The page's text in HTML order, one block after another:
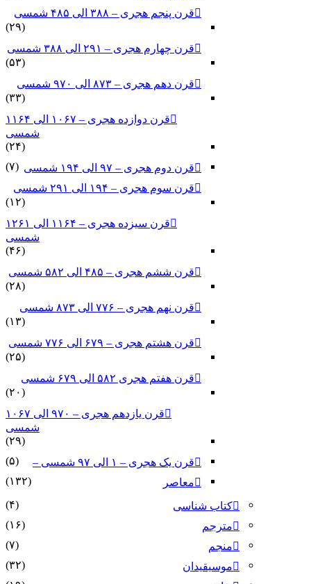
قرن پنجم هجری – ۳۸۸ الی ۴۸۵ شمسی
(۲۹)
قرن چهارم هجری – ۲۹۱ الی ۳۸۸ شمسی
(۵۳)
قرن دهم هجری – ۸۷۳ الی ۹۷۰ شمسی
(۳۳)
قرن دوازده هجری – ۱۰۶۷ الی ۱۱۶۴
شمسی
(۲۴)
قرن دوم هجری – ۹۷ الی ۱۹۴ شمسی
(۷)
قرن سوم هجری – ۱۹۴ الی ۲۹۱ شمسی
(۱۲)
قرن سیزده هجری – ۱۱۶۴ الی ۱۲۶۱
شمسی
(۴۶)
قرن ششم هجری – ۴۸۵ الی ۵۸۲ شمسی
(۲۸)
قرن نهم هجری – ۷۷۶ الی ۸۷۳ شمسی
(۱۳)
قرن هشتم هجری – ۶۷۹ الی ۷۷۶ شمسی
(۲۵)
قرن هفتم هجری ۵۸۲ الی ۶۷۹ شمسی
(۲۰)
قرن یازدهم هجری – ۹۷۰ الی ۱۰۶۷
شمسی
(۲۹)
قرن یک هجری – ۱ الی ۹۷ شمسی –
(۵)
معاصر
(۱۳۲)
کتاب شناسی
(۴)
مترجم
(۱۶)
منجم
(۷)
موسیقیدان
(۳۲)